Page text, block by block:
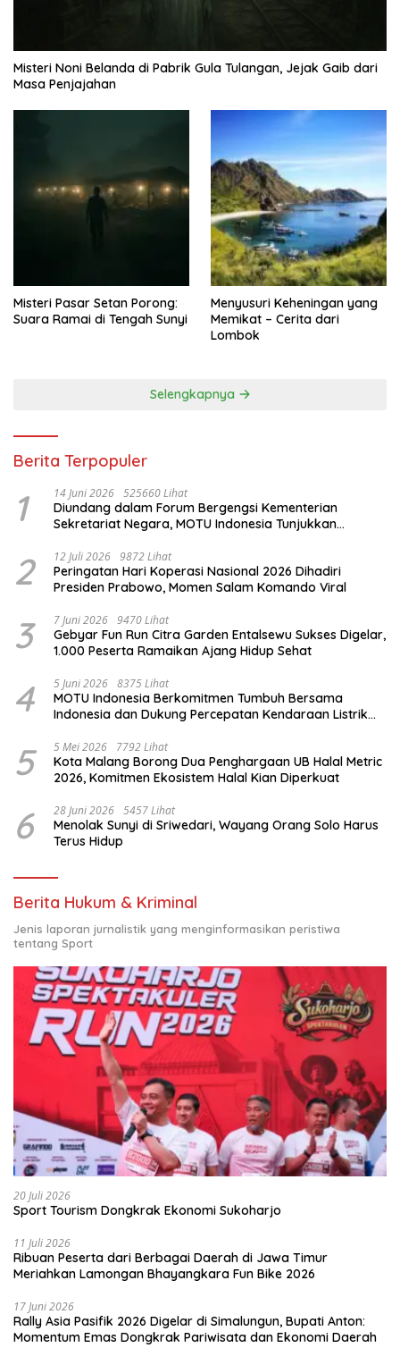
Misteri Noni Belanda di Pabrik Gula Tulangan, Jejak Gaib dari
Masa Penjajahan
Misteri Pasar Setan Porong:
Suara Ramai di Tengah Sunyi
Menyusuri Keheningan yang
Memikat – Cerita dari
Lombok
Selengkapnya
Berita Terpopuler
1 14 Juni 2026 525660 Lihat
Diundang dalam Forum Bergengsi Kementerian
Sekretariat Negara, MOTU Indonesia Tunjukkan
2 12 Juli 2026 9872 Lihat
Peringatan Hari Koperasi Nasional 2026 Dihadiri
Presiden Prabowo, Momen Salam Komando Viral
3 7 Juni 2026 9470 Lihat
Gebyar Fun Run Citra Garden Entalsewu Sukses Digelar,
1.000 Peserta Ramaikan Ajang Hidup Sehat
4 5 Juni 2026 8375 Lihat
MOTU Indonesia Berkomitmen Tumbuh Bersama
Indonesia dan Dukung Percepatan Kendaraan Listrik
5 5 Mei 2026 7792 Lihat
Kota Malang Borong Dua Penghargaan UB Halal Metric
2026, Komitmen Ekosistem Halal Kian Diperkuat
6 28 Juni 2026 5457 Lihat
Menolak Sunyi di Sriwedari, Wayang Orang Solo Harus
Terus Hidup
Berita Hukum & Kriminal
Jenis laporan jurnalistik yang menginformasikan peristiwa
tentang Sport
20 Juli 2026
Sport Tourism Dongkrak Ekonomi Sukoharjo
11 Juli 2026
Ribuan Peserta dari Berbagai Daerah di Jawa Timur
Meriahkan Lamongan Bhayangkara Fun Bike 2026
17 Juni 2026
Rally Asia Pasifik 2026 Digelar di Simalungun, Bupati Anton:
Momentum Emas Dongkrak Pariwisata dan Ekonomi Daerah